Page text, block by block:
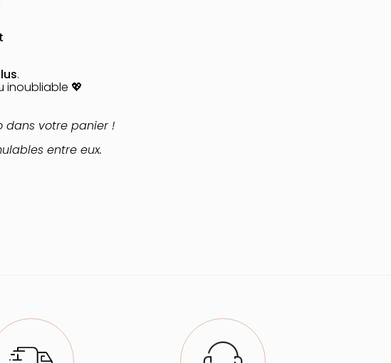
.
inoubliable 💖
dans votre panier !
entre eux.